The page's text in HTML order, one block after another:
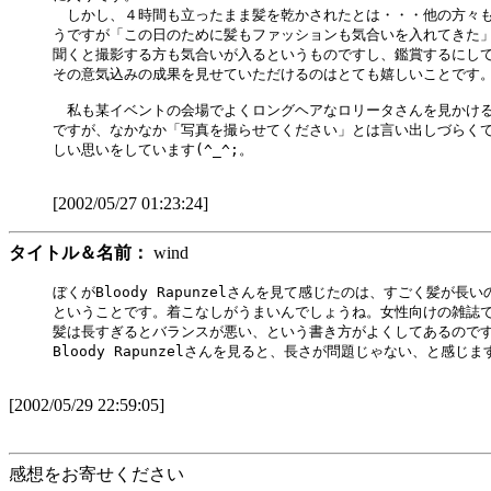
しかし、４時間も立ったまま髪を乾かされたとは・・・他の方々
うですが「この日のために髪もファッションも気合いを入れてきた
聞くと撮影する方も気合いが入るというものですし、鑑賞するにし
その意気込みの成果を見せていただけるのはとても嬉しいことです
私も某イベントの会場でよくロングヘアなロリータさんを見かけ
ですが、なかなか「写真を撮らせてください」とは言い出しづらく
しい思いをしています(^_^;。
[2002/05/27 01:23:24]
タイトル＆名前： wind
ぼくがBloody Rapunzelさんを見て感じたのは、すごく髪が長い
ということです。着こなしがうまいんでしょうね。女性向けの雑誌
髪は長すぎるとバランスが悪い、という書き方がよくしてあるので
Bloody Rapunzelさんを見ると、長さが問題じゃない、と感じま
[2002/05/29 22:59:05]
感想をお寄せください